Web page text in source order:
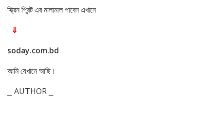
স্ক্রিন প্রিন্ট এর মালামাল পাবেন এখানে
⇓
soday.com.bd
আমি যেখানে আছি।
⎯ AUTHOR ⎯